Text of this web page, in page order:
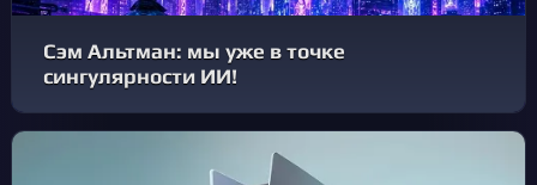
Сэм Альтман: мы уже в точке
сингулярности ИИ!